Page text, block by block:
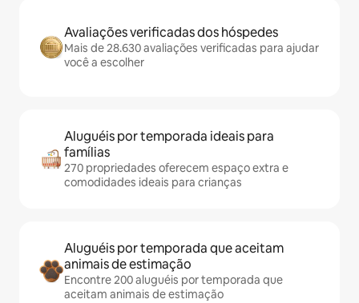
Avaliações verificadas dos hóspedes
Mais de 28.630 avaliações verificadas para ajudar
você a escolher
Aluguéis por temporada ideais para
famílias
270 propriedades oferecem espaço extra e
comodidades ideais para crianças
Aluguéis por temporada que aceitam
animais de estimação
Encontre 200 aluguéis por temporada que
aceitam animais de estimação